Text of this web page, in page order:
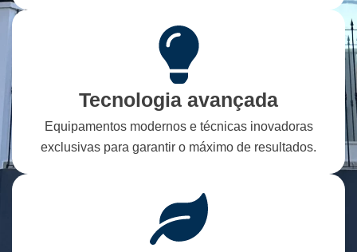
Tecnologia avançada
Equipamentos modernos e técnicas inovadoras
exclusivas para garantir o máximo de resultados.